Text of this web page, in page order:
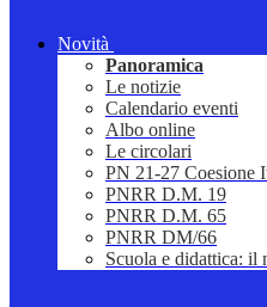
Novità
Panoramica
Le notizie
Calendario eventi
Albo online
Le circolari
PN 21-27 Coesione
PNRR D.M. 19
PNRR D.M. 65
PNRR DM/66
Scuola e didattica: il